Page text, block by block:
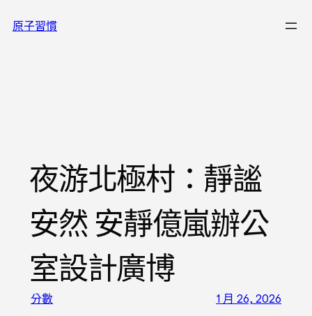
至原子習慣
夜游北極村：靜謐
安然 安靜億嵐辦公
室設計廣博
分數 1 月 26, 2026